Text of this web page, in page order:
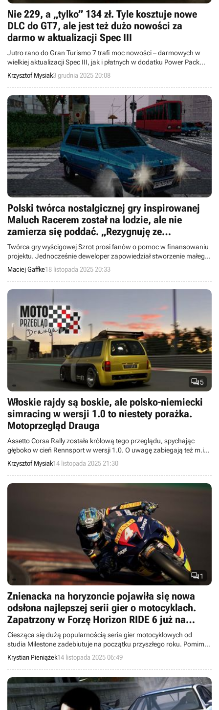
Nie 229, a „tylko” 134 zł. Tyle kosztuje nowe
DLC do GT7, ale jest też dużo nowości za
darmo w aktualizacji Spec III
Jutro rano do Gran Turismo 7 trafi moc nowości – darmowych w
wielkiej aktualizacji Spec III, jak i płatnych w dodatku Power Pack
(ten drugi tylko na PS5).
Krzysztof Mysiak3 grudnia 2025 20:08
Polski twórca nostalgicznej gry inspirowanej
Maluch Racerem został na lodzie, ale nie
zamierza się poddać. „Rezygnuję ze
wszystkiego, co nie jest Szrotem!”
Twórca gry wyścigowej Szrot prosi fanów o pomoc w finansowaniu
projektu. Jednocześnie deweloper zapowiedział stworzenie małego
dema produkcji.
Maciej Gaffke18 listopada 2025 20:33
5
Włoskie rajdy są boskie, ale polsko-niemiecki
simracing w wersji 1.0 to niestety porażka.
Motoprzegląd Drauga
Assetto Corsa Rally została królową tego przeglądu, spychając
głęboko w cień Rennsport w wersji 1.0. O uwagę zabiegają też m.in.
RIDE 6, Gran Turismo 7 z kontrowersyjnym płatnym DLC i The Crew
z ziomalską aktualizacją.
Krzysztof Mysiak14 listopada 2025 21:30
1
Znienacka na horyzoncie pojawiła się nowa
odsłona najlepszej serii gier o motocyklach.
Zapatrzony w Forzę Horizon RIDE 6 już na
starcie budzi duże obawy
Ciesząca się dużą popularnością seria gier motocyklowych od
studia Milestone zadebiutuje na początku przyszłego roku. Pomimo
inspiracji Forzą Horizon, może ona budzić pewne obawy.
Krystian Pieniążek14 listopada 2025 06:49